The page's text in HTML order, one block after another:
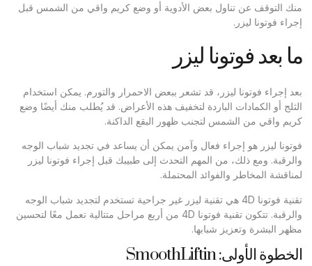
منك التوقف عن تناول بعض الأدوية أو وضع كريم واقي من الشمس قبل
إجراء فوتونا ليزر.
ما بعد فوتونا ليزر
بعد إجراء فوتونا ليزر، قد تشعر ببعض الاحمرار والتورم. يمكن استخدام
الثلج أو الكمادات الباردة لتخفيف هذه الأعراض. قد يُطلب منك أيضًا وضع
كريم واقي من الشمس لتجنب ظهور البقع الداكنة.
فوتونا ليزر هو إجراء فعال وآمن يمكن أن يساعد في تجديد شباب الوجه
والرقبة. ومع ذلك، من المهم التحدث إلى طبيبك قبل إجراء فوتونا ليزر
لمناقشة المخاطر والفوائد المحتملة.
تقنية فوتونا 4D هي تقنية ليزر غير جراحية تستخدم لتجديد شباب الوجه
والرقبة. تتكون تقنية فوتونا 4D من أربع مراحل متتالية تعمل معًا لتحسين
مظهر البشرة وتعزيز شبابها.
الخطوة الأولى: SmoothLiftin